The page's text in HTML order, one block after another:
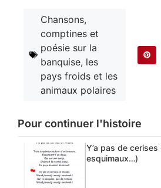
Chansons,
comptines et
poésie sur la
banquise, les
pays froids et les
animaux polaires
Pour continuer l'histoire
Y’a pas de
esquimaux…)